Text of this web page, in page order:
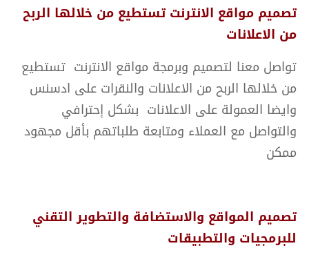
تصميم مواقع الانترنت تستطيع من خلالها الربح
من الاعلانات
تواصل معنا لتصميم وبرمجة مواقع الانترنت تستطيع
من خلالها الربح من الاعلانات والنقرات على ادسنس
وايضا العمولة على الاعلانات بشكل إحترافي
والتواصل مع العملاء ومتابعة طلباتهم بأقل مجهود
ممكن
تصميم المواقع والاستضافة والتطوير التقني
للبرمجيات والتطبيقات